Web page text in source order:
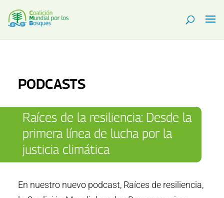
PODCASTS
Raíces de la resiliencia: Desde la
primera línea de lucha por la
justicia climática
En nuestro nuevo podcast, Raíces de resiliencia,